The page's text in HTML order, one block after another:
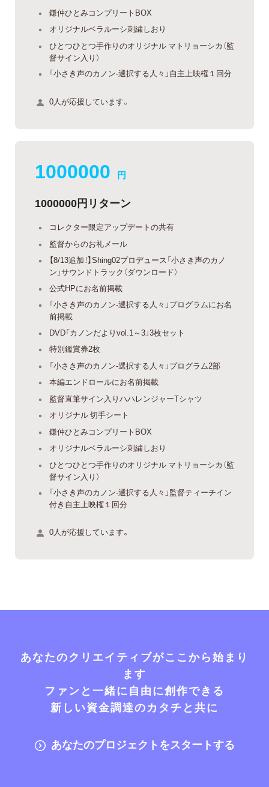
鎌仲ひとみコンプリートBOX
オリジナルベラルーシ刺繍しおり
ひとつひとつ手作りのオリジナル マトリョーシカ（監
督サイン入り）
「小さき声のカノン-選択する人々」自主上映権１回分
0人が応援しています。
1000000 円
1000000円リターン
コレクター限定アップデートの共有
監督からのお礼メール
【8/13追加！】Shing02プロデュース「小さき声のカノ
ン」サウンドトラック（ダウンロード）
公式HPにお名前掲載
「小さき声のカノン-選択する人々」プログラムにお名
前掲載
DVD「カノンだよりvol.1～3」3枚セット
特別鑑賞券2枚
「小さき声のカノン-選択する人々」プログラム2部
本編エンドロールにお名前掲載
監督直筆サイン入りハハレンジャーTシャツ
オリジナル 切手シート
鎌仲ひとみコンプリートBOX
オリジナルベラルーシ刺繍しおり
ひとつひとつ手作りのオリジナル マトリョーシカ（監
督サイン入り）
「小さき声のカノン-選択する人々」監督ティーチイン
付き自主上映権１回分
0人が応援しています。
あなたのクリエイティブがここから始まり
ます
ファンと一緒に自由に創作できる
新しい資金調達のカタチと共に
あなたのプロジェクトをスタートする